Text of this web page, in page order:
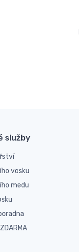
služby
vosku
medu